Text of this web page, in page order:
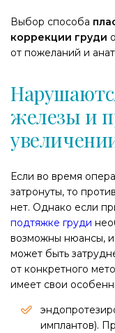
Выбор способа
коррекции груди
от пожеланий и
железы и
Если во время
затронуты, то
нет. Однако если
подтяжке груди
возможны нюансы, и
может быть
от конкретного
имеет свои
имплантов).